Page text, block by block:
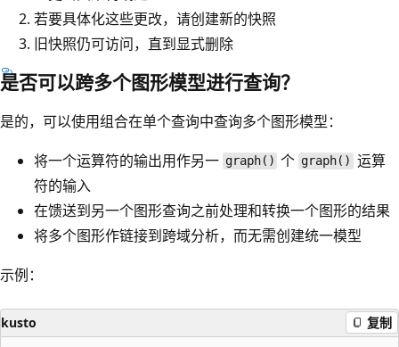
若要具体化这些更改，请创建新的快照
旧快照仍可访问，直到显式删除
是否可以跨多个图形模型进行查询？
是的，可以使用组合在单个查询中查询多个图形模型：
将一个运算符的输出用作另一 graph() 个 graph() 运算
符的输入
在馈送到另一个图形查询之前处理和转换一个图形的结果
将多个图形作链接到跨域分析，而无需创建统一模型
示例：
kusto 复制